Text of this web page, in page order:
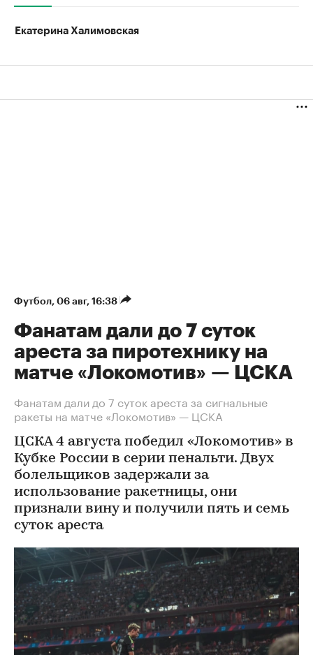
Екатерина Халимовская
Футбол⁠, 06 авг, 16:38
Фанатам дали до 7 суток
ареста за пиротехнику на
матче «Локомотив» — ЦСКА
Фанатам дали до 7 суток ареста за сигнальные
ракеты на матче «Локомотив» — ЦСКА
ЦСКА 4 августа победил «Локомотив» в
Кубке России в серии пенальти. Двух
болельщиков задержали за
использование ракетницы, они
признали вину и получили пять и семь
суток ареста